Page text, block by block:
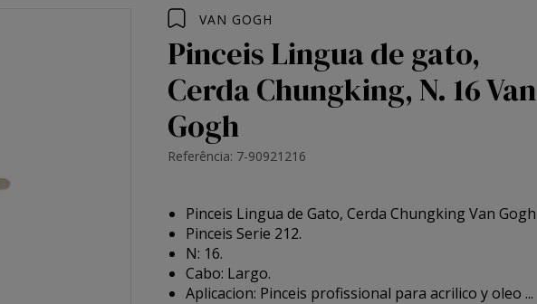
VAN GOGH
Pinceis Lingua de gato,
Cerda Chungking, N. 16 Van
Gogh
Referência: 7-90921216
Pinceis Lingua de Gato, Cerda Chungking Van Gogh
Pinceis Serie 212.
N: 16.
Cabo: Largo.
Aplicacion: Pinceis profissional para acrilico y oleo ...